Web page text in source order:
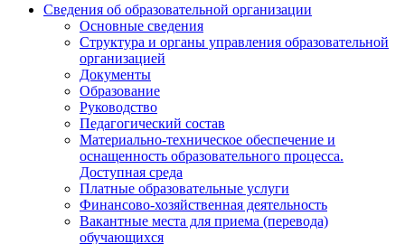
Сведения об образовательной организации
Основные сведения
Структура и органы управления образовательной
организацией
Документы
Образование
Руководство
Педагогический состав
Материально-техническое обеспечение и
оснащенность образовательного процесса.
Доступная среда
Платные образовательные услуги
Финансово-хозяйственная деятельность
Вакантные места для приема (перевода)
обучающихся